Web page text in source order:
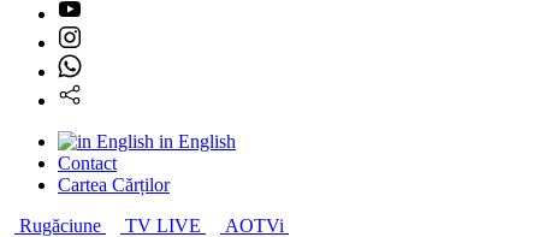
in English
Contact
Cartea Cărților
Rugăciune
TV LIVE AOTVi